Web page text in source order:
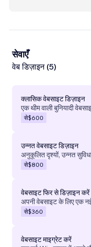
सेवाएँ
वेब डिज़ाइन (5)
क्लासिक वेबसाइट डिज़ाइन
एक थीम वाली बुनियादी
से$600
उन्नत वेबसाइट डिज़ाइन
अनुकूलित दृश्यों, उन्नत
से$800
वेबसाइट फिर से डिज़ाइन करें
अपनी वेबसाइट के लिए एक
से$360
वेबसाइट माइग्रेट करें